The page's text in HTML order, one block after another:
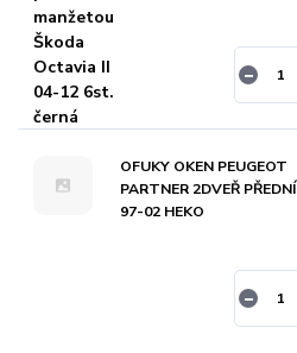
OFUKY OKEN PEUGEOT
PARTNER 2DVEŘ PŘEDNÍ
97-02 HEKO